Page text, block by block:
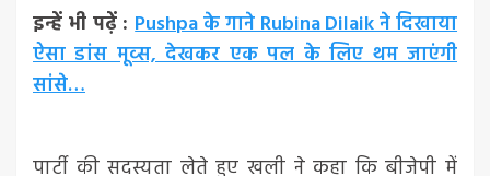
इन्हें भी पढ़ें : Pushpa के गाने Rubina Dilaik ने दिखाया
ऐसा डांस मूव्स, देखकर एक पल के लिए थम जाएंगी
सांसे…
पार्टी की सदस्यता लेते हुए खली ने कहा कि बीजेपी में